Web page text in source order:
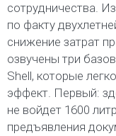
сотрудничества.
по факту
снижение затрат
озвучены три
Shell, которые
эффект. Первый:
не войдет 1600
предъявления